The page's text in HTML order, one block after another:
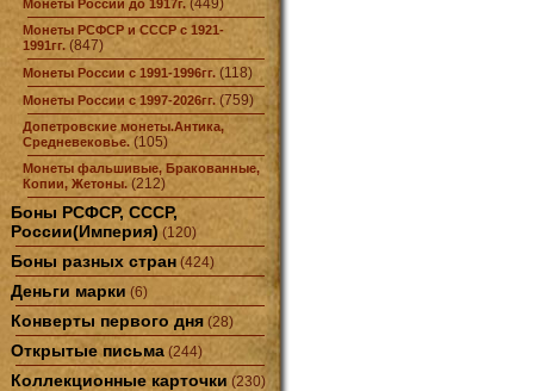
Монеты России до 1917г. (449)
Монеты РСФСР и СССР с 1921-
1991гг. (847)
Монеты России с 1991-1996гг. (118)
Монеты России с 1997-2026гг. (759)
Допетровские монеты.Антика,
Средневековье. (105)
Монеты фальшивые, Бракованные,
Копии, Жетоны. (212)
Боны РСФСР, СССР,
России(Империя) (120)
Боны разных стран (424)
Деньги марки (6)
Конверты первого дня (28)
Открытые письма (244)
Коллекционные карточки (230)